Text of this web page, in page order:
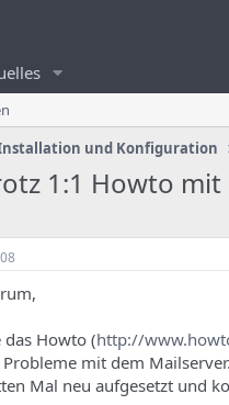
und Konfiguration
1:1 Howto
das Howto (http://
Probleme mit dem
Mal neu aufgesetzt und